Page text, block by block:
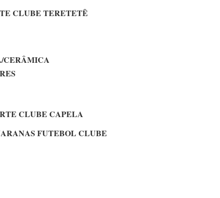
CLUBE TERETETÊ
CERÂMICA
CLUBE CAPELA
FUTEBOL CLUBE